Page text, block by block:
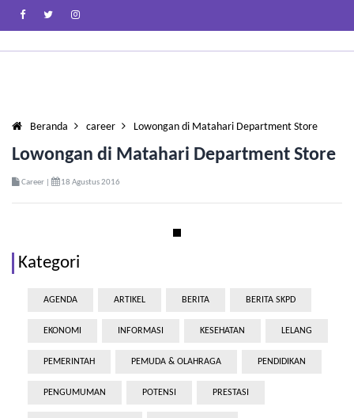
Beranda career Lowongan di Matahari Department Store
Lowongan di Matahari Department Store
Career | 18 Agustus 2016
Kategori
AGENDA ARTIKEL BERITA BERITA SKPD
EKONOMI INFORMASI KESEHATAN LELANG
PEMERINTAH PEMUDA & OLAHRAGA PENDIDIKAN
PENGUMUMAN POTENSI PRESTASI